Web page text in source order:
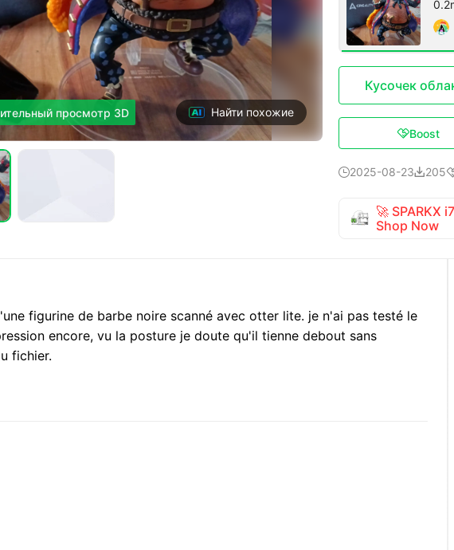
просмотр 3D Найти похожие
Кусочек
Boost
2025-08-23205
🚀 SPARKX
Shop Now
figurine de barbe noire scanné avec otter lite. je n'ai pas testé le
encore, vu la posture je doute qu'il tienne debout sans
fichier.